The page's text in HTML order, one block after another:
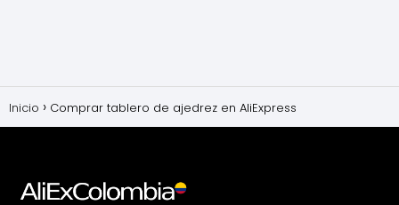
Inicio Comprar tablero de ajedrez en AliExpress